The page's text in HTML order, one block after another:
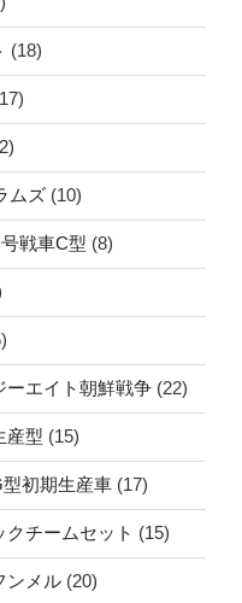
(18)
ムズ (10)
戦車C型 (8)
エイト朝鮮戦争 (22)
型 (15)
初期生産車 (17)
チームセット (15)
メル (20)